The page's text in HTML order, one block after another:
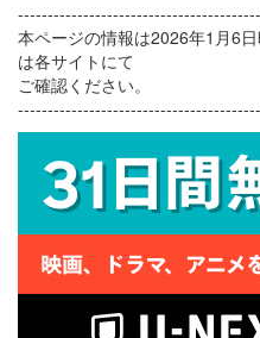
本ページの情報は2026年1月6
は各サイトにて
ご確認ください。